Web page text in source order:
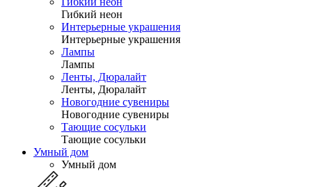
Гибкий неон
Интерьерные украшения
Интерьерные украшения
Лампы
Лампы
Ленты, Дюралайт
Ленты, Дюралайт
Новогодние сувениры
Новогодние сувениры
Тающие сосульки
Тающие сосульки
Умный дом
Умный дом